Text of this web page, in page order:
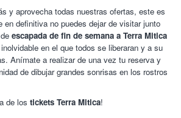
y aprovecha todas nuestras ofertas, este es
en definitiva no puedes dejar de visitar junto
escapada de fin de semana a Terra Mitica
en el que todos se liberaran y a su
Anímate a realizar de una vez tu reserva y
de dibujar grandes sonrisas en los rostros
de los tickets Terra Mitica!